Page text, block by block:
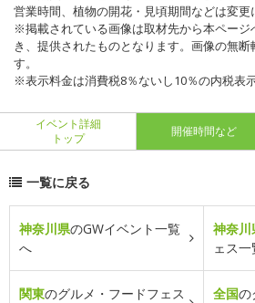
営業時間、植物の開花・見頃期間などは変更
※掲載されている画像は取材先から本ページ
き、提供されたものとなります。画像の無
す。
※表示料金は消費税8％ないし10％の内税表示
イベント詳細
トップ
開催時間など
一覧に戻る
神奈川県のGWイベント一覧
へ
神奈川
ェス
関東のグルメ・フードフェス
全国の